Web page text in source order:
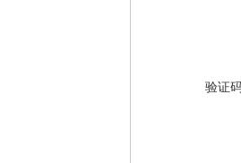
验证码